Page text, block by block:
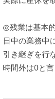
◎残業は基本
日中の業務中
引き継ぎを行
時間外は0と